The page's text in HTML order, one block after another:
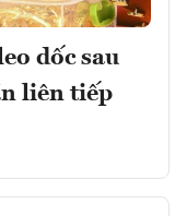
dốc sau
liên tiếp